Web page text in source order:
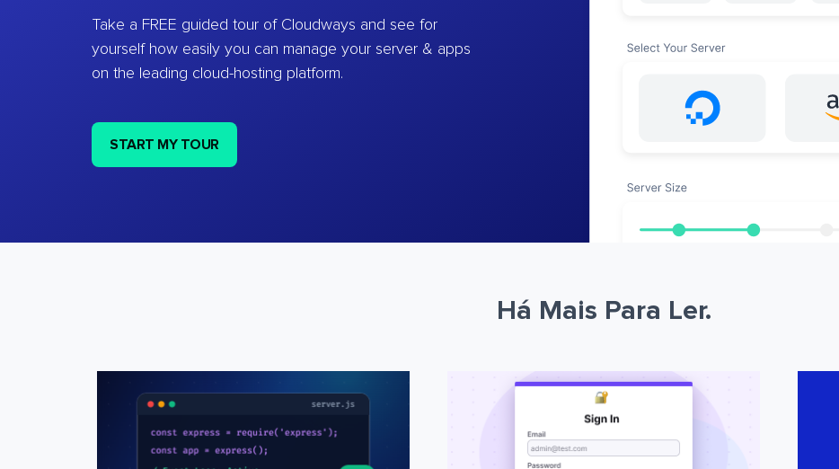
Take a FREE guided tour of Cloudways and see for
yourself how easily you can manage your server & apps
on the leading cloud-hosting platform.
START MY TOUR
Há Mais Para Ler.